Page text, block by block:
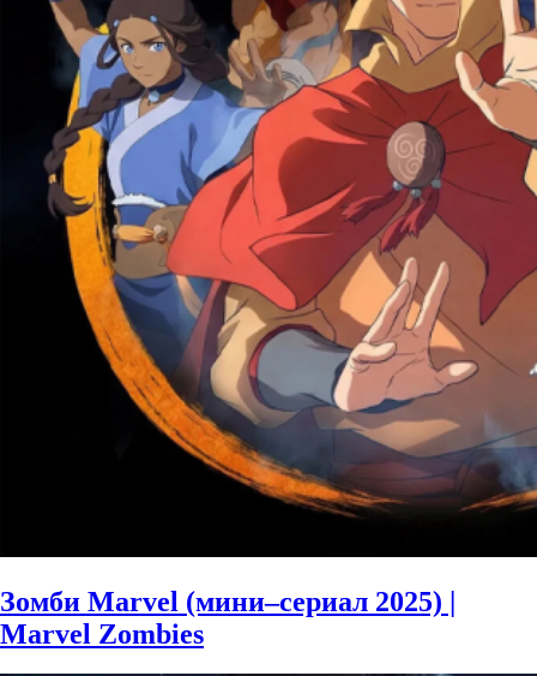
Зомби Marvel (мини–сериал 2025) |
Marvel Zombies